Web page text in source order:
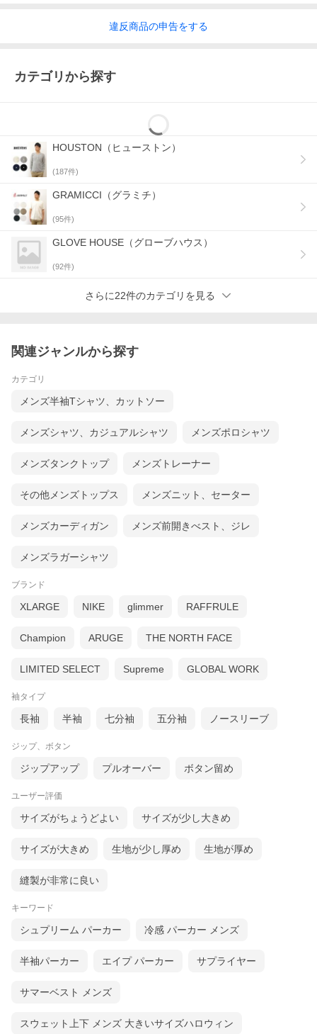
O（コリスコ）』より、インディゴ染め スウェットカーディガン
ット生地！
ヴィンテージのような表情が堪らないアイテムです♪
アメカジやアウトドアなど幅広いコーデに使える１着です♪
また裏地がタオルのような裏毛スウェット生地は着心地も抜群！
生地が暑すぎないので、秋から春まで長く着れるのも嬉しいです
長年着ることで経年変化も楽しめるので、いつもの相棒的カーデ
ィガンとしてお使いください！
サイズ：肩幅/着丈/身幅/袖丈(cm)
【素材】コットン95% ポリウレタン5%（リブ：コットン100%）
違反商品の申告をする
カテゴリから探す
HOUSTON（ヒューストン）
(187件)
GRAMICCI（グラミチ）
(95件)
GLOVE HOUSE（グローブハウス）
(92件)
さらに22件のカテゴリを見る
関連ジャンルから探す
カテゴリ
メンズ半袖Tシャツ、カットソー
メンズシャツ、カジュアルシャツ メンズポロシャツ
メンズタンクトップ メンズトレーナー
その他メンズトップス メンズニット、セーター
メンズカーディガン メンズ前開きべスト、ジレ
メンズラガーシャツ
ブランド
XLARGE NIKE glimmer RAFFRULE
Champion ARUGE THE NORTH FACE
LIMITED SELECT Supreme GLOBAL WORK
袖タイプ
長袖 半袖 七分袖 五分袖 ノースリーブ
ジップ、ボタン
ジップアップ プルオーバー ボタン留め
ユーザー評価
サイズがちょうどよい サイズが少し大きめ
サイズが大きめ 生地が少し厚め 生地が厚め
縫製が非常に良い
キーワード
シュプリーム パーカー 冷感 パーカー メンズ
半袖パーカー エイプ パーカー サプライヤー
サマーベスト メンズ
スウェット上下 メンズ 大きいサイズハロウィン